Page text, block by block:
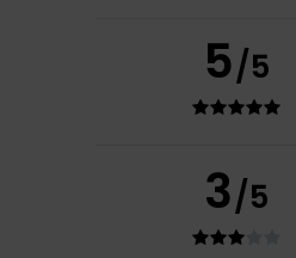
5/5
3/5